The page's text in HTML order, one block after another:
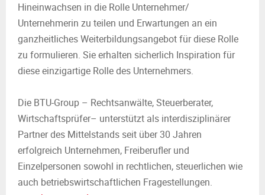
Hineinwachsen in die Rolle Unternehmer/
Unternehmerin zu teilen und Erwartungen an ein
ganzheitliches Weiterbildungsangebot für diese Rolle
zu formulieren. Sie erhalten sicherlich Inspiration für
diese einzigartige Rolle des Unternehmers.
Die BTU-Group – Rechtsanwälte, Steuerberater,
Wirtschaftsprüfer– unterstützt als interdisziplinärer
Partner des Mittelstands seit über 30 Jahren
erfolgreich Unternehmen, Freiberufler und
Einzelpersonen sowohl in rechtlichen, steuerlichen wie
auch betriebswirtschaftlichen Fragestellungen.